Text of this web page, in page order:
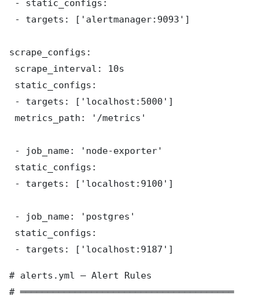
- static_configs:
- targets: ['alertmanager:9093']
scrape_configs:
scrape_interval: 10s
static_configs:
- targets: ['localhost:5000']
metrics_path: '/metrics'
- job_name: 'node-exporter'
static_configs:
- targets: ['localhost:9100']
- job_name: 'postgres'
static_configs:
- targets: ['localhost:9187']
# alerts.yml — Alert Rules
# ═══════════════════════════════════════